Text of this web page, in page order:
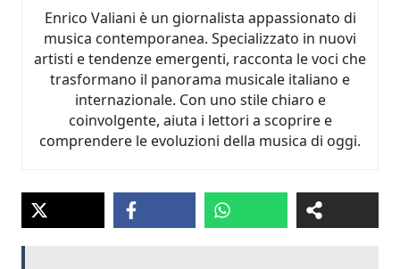
Enrico Valiani è un giornalista appassionato di
musica contemporanea. Specializzato in nuovi
artisti e tendenze emergenti, racconta le voci che
trasformano il panorama musicale italiano e
internazionale. Con uno stile chiaro e
coinvolgente, aiuta i lettori a scoprire e
comprendere le evoluzioni della musica di oggi.